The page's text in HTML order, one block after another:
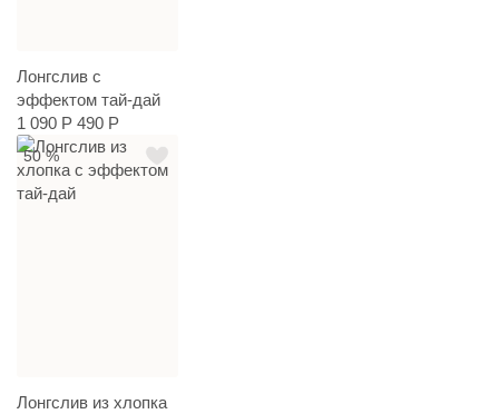
Лонгслив с
эффектом тай-дай
1 090 Р 490 Р
50 %
Лонгслив из хлопка